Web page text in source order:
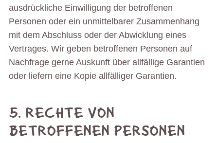
ausdrückliche Einwilligung der betroffenen
Personen oder ein unmittelbarer Zusammenhang
mit dem Abschluss oder der Abwicklung eines
Vertrages. Wir geben betroffenen Personen auf
Nachfrage gerne Auskunft über allfällige Garantien
oder liefern eine Kopie allfälliger Garantien.
5. RECHTE VON
BETROFFENEN PERSONEN